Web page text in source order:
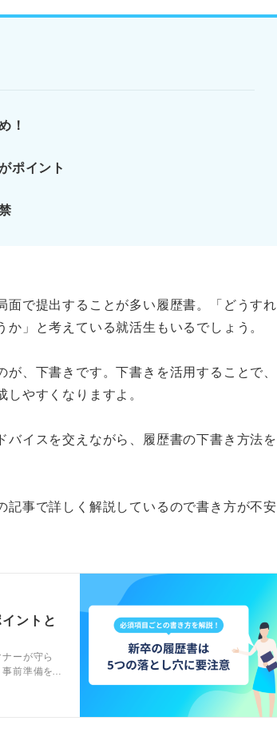
して評価される。
おこう！
！
ポイント
面で提出することが多い履歴書。「どうすれ
」と考えている就活生もいるでしょう。
、下書きです。下書きを活用することで、
やすくなりますよ。
バイスを交えながら、履歴書の下書き方法を
記事で詳しく解説しているので書き方が不安
ントと
ーが守ら
前準備を
ましょ